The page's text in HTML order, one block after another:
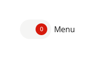
0 Menu